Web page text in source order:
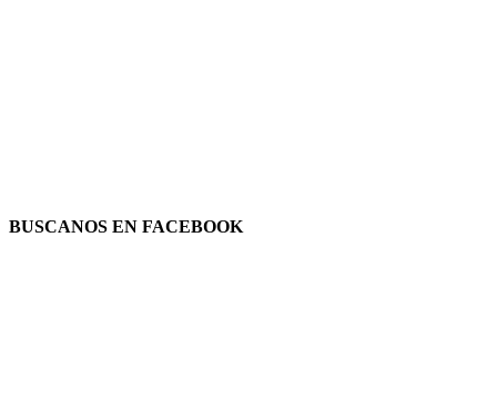
BUSCANOS EN FACEBOOK